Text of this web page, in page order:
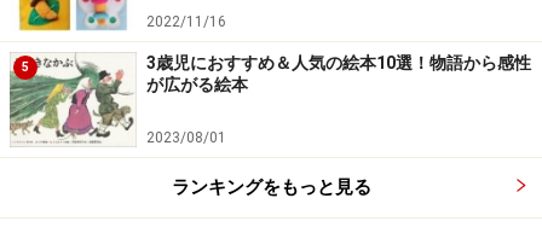
2022/11/16
5
3歳児におすすめ＆人気の絵本10選！物語から感性
が広がる絵本
2023/08/01
ランキングをもっと見る